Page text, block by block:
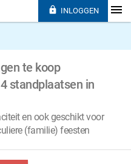
te koop
standplaatsen in
en ook geschikt voor
(familie) feesten
 INLOGGEN